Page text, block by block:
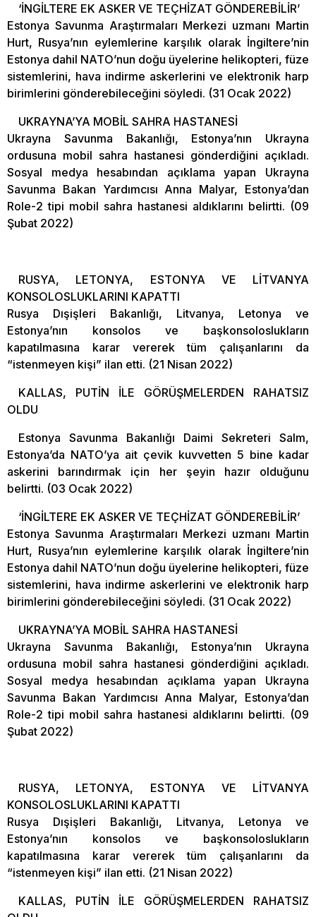
‘İNGİLTERE EK ASKER VE TEÇHİZAT GÖNDEREBİLİR’
Estonya Savunma Araştırmaları Merkezi uzmanı Martin
Hurt, Rusya’nın eylemlerine karşılık olarak İngiltere’nin
Estonya dahil NATO’nun doğu üyelerine helikopteri, füze
sistemlerini, hava indirme askerlerini ve elektronik harp
birimlerini gönderebileceğini söyledi. (31 Ocak 2022)
UKRAYNA’YA MOBİL SAHRA HASTANESİ
Ukrayna Savunma Bakanlığı, Estonya’nın Ukrayna
ordusuna mobil sahra hastanesi gönderdiğini açıkladı.
Sosyal medya hesabından açıklama yapan Ukrayna
Savunma Bakan Yardımcısı Anna Malyar, Estonya’dan
Role-2 tipi mobil sahra hastanesi aldıklarını belirtti. (09
Şubat 2022)
RUSYA, LETONYA, ESTONYA VE LİTVANYA
KONSOLOSLUKLARINI KAPATTI
Rusya Dışişleri Bakanlığı, Litvanya, Letonya ve
Estonya’nın konsolos ve başkonsoloslukların
kapatılmasına karar vererek tüm çalışanlarını da
“istenmeyen kişi” ilan etti. (21 Nisan 2022)
KALLAS, PUTİN İLE GÖRÜŞMELERDEN RAHATSIZ
OLDU
Estonya Savunma Bakanlığı Daimi Sekreteri Salm,
Estonya’da NATO’ya ait çevik kuvvetten 5 bine kadar
askerini barındırmak için her şeyin hazır olduğunu
belirtti. (03 Ocak 2022)
‘İNGİLTERE EK ASKER VE TEÇHİZAT GÖNDEREBİLİR’
Estonya Savunma Araştırmaları Merkezi uzmanı Martin
Hurt, Rusya’nın eylemlerine karşılık olarak İngiltere’nin
Estonya dahil NATO’nun doğu üyelerine helikopteri, füze
sistemlerini, hava indirme askerlerini ve elektronik harp
birimlerini gönderebileceğini söyledi. (31 Ocak 2022)
UKRAYNA’YA MOBİL SAHRA HASTANESİ
Ukrayna Savunma Bakanlığı, Estonya’nın Ukrayna
ordusuna mobil sahra hastanesi gönderdiğini açıkladı.
Sosyal medya hesabından açıklama yapan Ukrayna
Savunma Bakan Yardımcısı Anna Malyar, Estonya’dan
Role-2 tipi mobil sahra hastanesi aldıklarını belirtti. (09
Şubat 2022)
RUSYA, LETONYA, ESTONYA VE LİTVANYA
KONSOLOSLUKLARINI KAPATTI
Rusya Dışişleri Bakanlığı, Litvanya, Letonya ve
Estonya’nın konsolos ve başkonsoloslukların
kapatılmasına karar vererek tüm çalışanlarını da
“istenmeyen kişi” ilan etti. (21 Nisan 2022)
KALLAS, PUTİN İLE GÖRÜŞMELERDEN RAHATSIZ